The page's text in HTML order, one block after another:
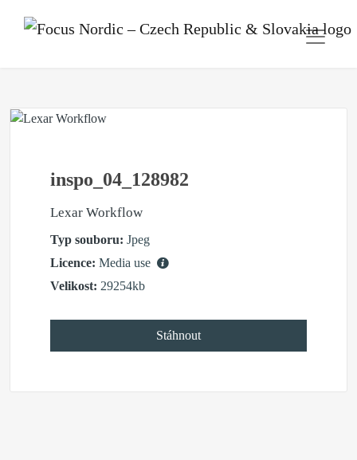
inspo_04_128982
Lexar Workflow
Typ souboru: Jpeg
Licence: Media use
Velikost: 29254kb
Stáhnout